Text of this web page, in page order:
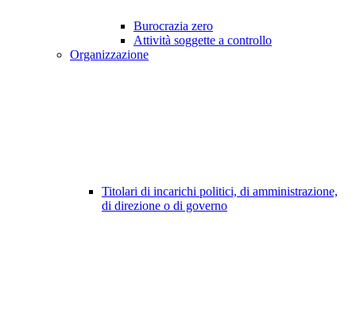
Burocrazia zero
Attività soggette a controllo
Organizzazione
Titolari di incarichi politici, di amministrazione,
di direzione o di governo